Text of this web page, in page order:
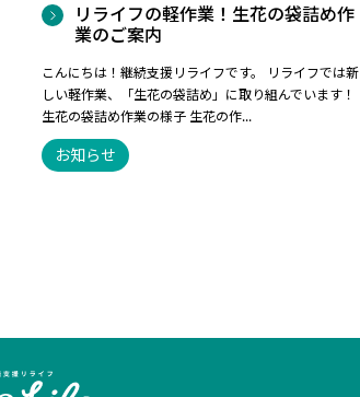
リライフの軽作業！生花の袋詰め作
業のご案内
こんにちは！継続支援リライフです。 リライフでは新
しい軽作業、「生花の袋詰め」に取り組んでいます！
生花の袋詰め作業の様子 生花の作...
お知らせ